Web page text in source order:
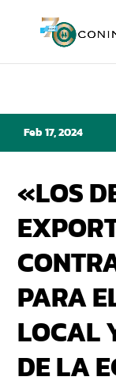
Feb 17, 2024
«LOS
PARA
LOCAL
DE LA